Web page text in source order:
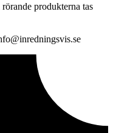
produkterna tas